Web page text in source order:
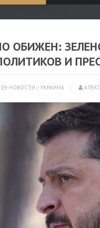
ОБИЖЕН:
И
НОВОСТИ / УКРАИНА